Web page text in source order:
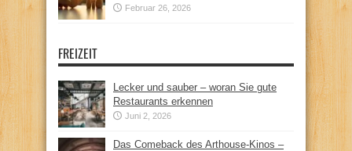
Februar 26, 2026
FREIZEIT
Lecker und sauber – woran Sie gute
Restaurants erkennen
Juni 2, 2026
Das Comeback des Arthouse-Kinos –